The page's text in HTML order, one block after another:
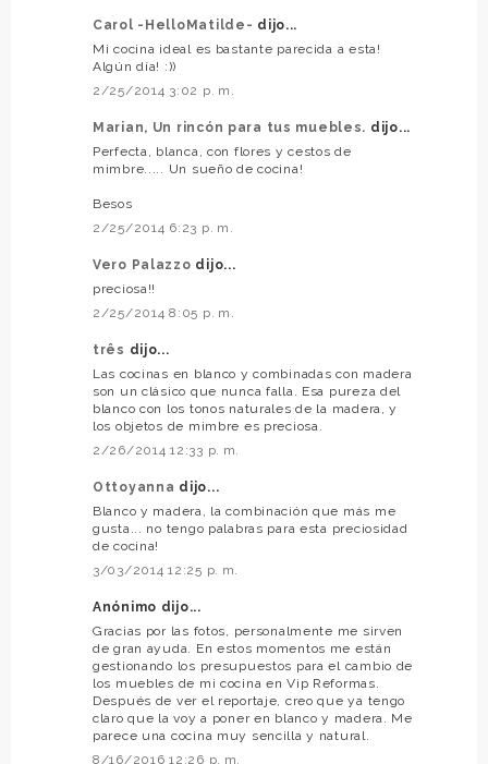
Carol -HelloMatilde- dijo...
Mi cocina ideal es bastante parecida a esta!
Algún día! :))
2/25/2014 3:02 p. m.
Marian, Un rincón para tus muebles. dijo...
Perfecta, blanca, con flores y cestos de
mimbre..... Un sueño de cocina!
Besos
2/25/2014 6:23 p. m.
Vero Palazzo dijo...
preciosa!!
2/25/2014 8:05 p. m.
três dijo...
Las cocinas en blanco y combinadas con madera
son un clásico que nunca falla. Esa pureza del
blanco con los tonos naturales de la madera, y
los objetos de mimbre es preciosa.
2/26/2014 12:33 p. m.
Ottoyanna dijo...
Blanco y madera, la combinación que más me
gusta... no tengo palabras para esta preciosidad
de cocina!
3/03/2014 12:25 p. m.
Anónimo dijo...
Gracias por las fotos, personalmente me sirven
de gran ayuda. En estos momentos me están
gestionando los presupuestos para el cambio de
los muebles de mi cocina en Vip Reformas.
Después de ver el reportaje, creo que ya tengo
claro que la voy a poner en blanco y madera. Me
parece una cocina muy sencilla y natural.
8/16/2016 12:26 p. m.